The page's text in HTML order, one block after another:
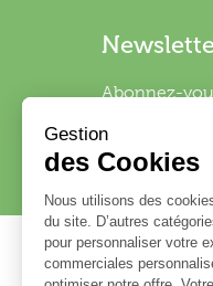
Abonnez-